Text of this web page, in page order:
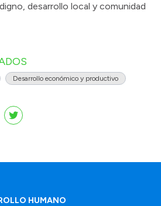
desarrollo local y comunidad
Desarrollo económico y productivo
HUMANO